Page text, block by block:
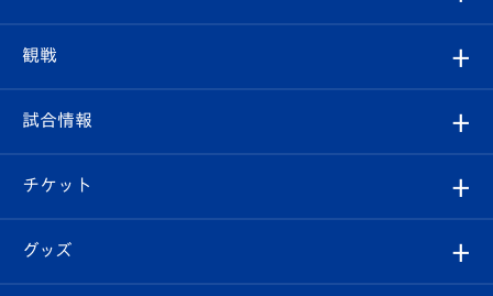
クラブ
試合情報
チケット
クラブ概要
エンブレム紹介
観戦
観戦ルール
はじめての観戦ガイド
Revive Team
試合情報
試合日程/結果
フォトギャラリー
チケット
チケット
グッズ